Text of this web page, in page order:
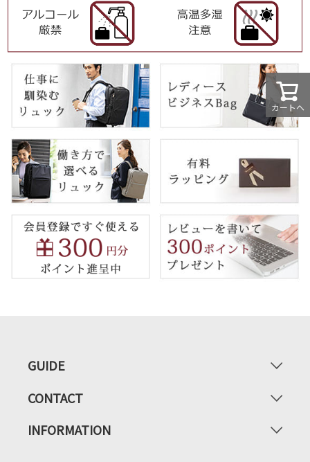
カートへ
GUIDE
CONTACT
INFORMATION